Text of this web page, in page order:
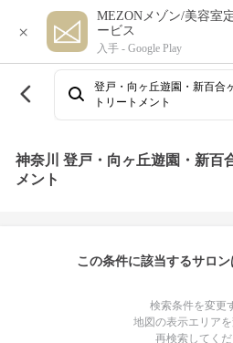
×
MEZONメゾン/美容室
ービス
入手 - Google Play
登戸・向ヶ丘遊園・新百合
トリートメント
神奈川 登戸・向ヶ丘遊園・新百
メント
この条件に該当するサロ
検索条件を変更
地図の表示エリア
再検索してく